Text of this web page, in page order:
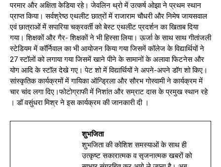
परमार और अक्षिता केडिया रहे। जेवलिन थ्रो में उत्कर्ष ओझा ने प्रथम स्थान
प्राप्त किया। सर्वश्रेष्ठ एथलीट छात्रों में राजाराम चौधरी और निमेष जायसवाल
एवं छात्राओं में सपारिया चक्रवर्ती को बेस्ट एथलीट प्रदर्शन का खिताब दिया
गया। शिक्षकों और गैर- शिक्षकों ने भी हिस्सा लिया। ऊर्जा के साथ साथ गीतांजली
स्टेडियम में कॉर्निवाल का भी आयोजन किया गया जिसमें कॉलेज के विद्यार्थियों ने
27 स्टॉलों को लगाया गया जिसमें खाने पीने के सामानों के अलावा फिटनेस और
योग आदि के स्टॉल देखे गए। पेट शो में विद्यार्थियों ने अपने-अपने डॉग शो किए।
सांस्कृतिक कार्यक्रमों में गायिका ऑन्ड्रिला और सौरभ गोस्वामी ने कार्यक्रम में
चार चांद लगा दिए।फोटोग्राफी में निशांत और सम्राट दास के प्रमुख स्थान रहे
। डॉ वसुंधरा मिश्र ने इस कार्यक्रम की जानकारी दी ।
शुभजिता
शुभजिता की कोशिश समस्याओं के साथ ही
उत्कृष्ट सकारात्मक व सृजनात्मक खबरों को